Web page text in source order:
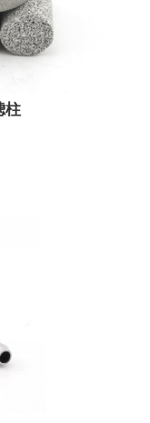
柱